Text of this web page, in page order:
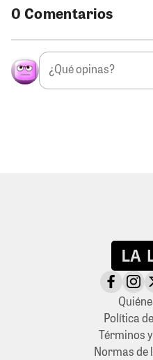
0 Comentarios
Política
Términos
Normas de